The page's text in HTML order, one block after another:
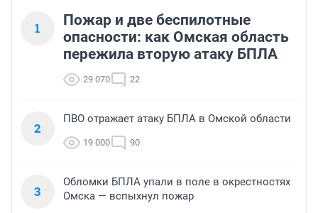
1
Пожар и две беспилотные
опасности: как Омская область
пережила вторую атаку БПЛА
29 070 22
2
ПВО отражает атаку БПЛА в Омской области
19 000 90
3
Обломки БПЛА упали в поле в окрестностях
Омска — вспыхнул пожар